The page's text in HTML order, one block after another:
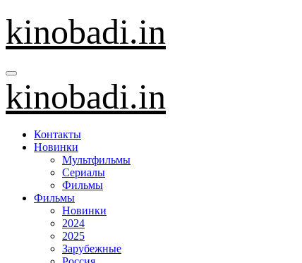
Перейти
содержанию
kinobadi.in
kinobadi.in
Контакты
Новинки
Мультфильмы
Сериалы
Фильмы
Фильмы
Новинки
2024
2025
Зарубежные